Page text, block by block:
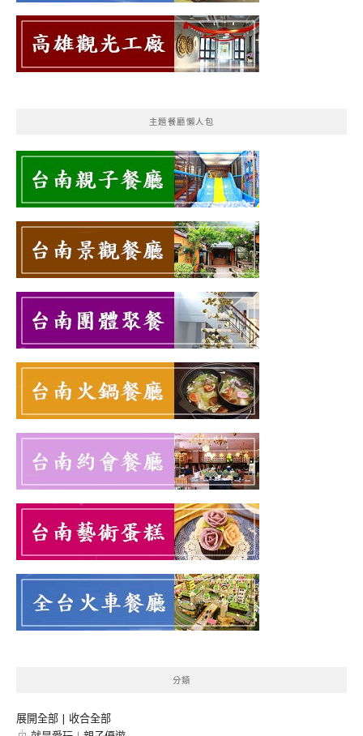
主題餐廳懶人包
分類
展開全部 | 收合全部